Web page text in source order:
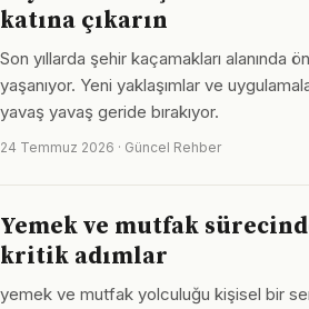
katına çıkarın
Son yıllarda şehir kaçamakları alanında
yaşanıyor. Yeni yaklaşımlar ve
yavaş yavaş geride bırakıyor.
24 Temmuz 2026 · Güncel Rehber
Yemek ve mutfak
kritik adımlar
yemek ve mutfak yolculuğu kişisel bir